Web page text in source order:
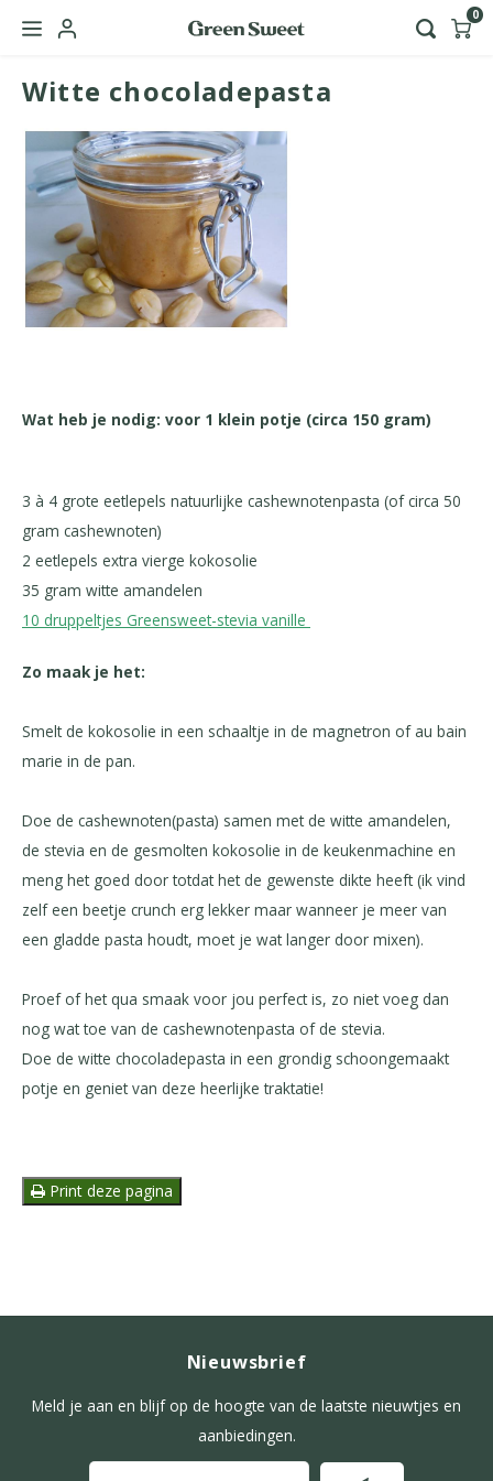
Hoofdmenu / green sweet zakelijk
Nederlands
English
0
Witte chocoladepasta
Wat heb je nodig: voor 1 klein potje (circa 150 gram)
3 à 4 grote eetlepels natuurlijke cashewnotenpasta (of circa 50
gram cashewnoten)
2 eetlepels extra vierge kokosolie
35 gram witte amandelen
10 druppeltjes Greensweet-stevia vanille
Zo maak je het:
Smelt de kokosolie in een schaaltje in de magnetron of au bain
marie in de pan.
Doe de cashewnoten(pasta) samen met de witte amandelen,
de stevia en de gesmolten kokosolie in de keukenmachine en
meng het goed door totdat het de gewenste dikte heeft (ik vind
zelf een beetje crunch erg lekker maar wanneer je meer van
een gladde pasta houdt, moet je wat langer door mixen).
Proef of het qua smaak voor jou perfect is, zo niet voeg dan
nog wat toe van de cashewnotenpasta of de stevia.
Doe de witte chocoladepasta in een grondig schoongemaakt
potje en geniet van deze heerlijke traktatie!
Print deze pagina
Nieuwsbrief
Meld je aan en blijf op de hoogte van de laatste nieuwtjes en
aanbiedingen.